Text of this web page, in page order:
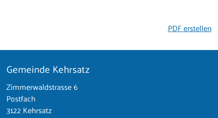
PDF erstellen
Footer
Gemeinde Kehrsatz
Zimmerwaldstrasse 6
Postfach
3122 Kehrsatz